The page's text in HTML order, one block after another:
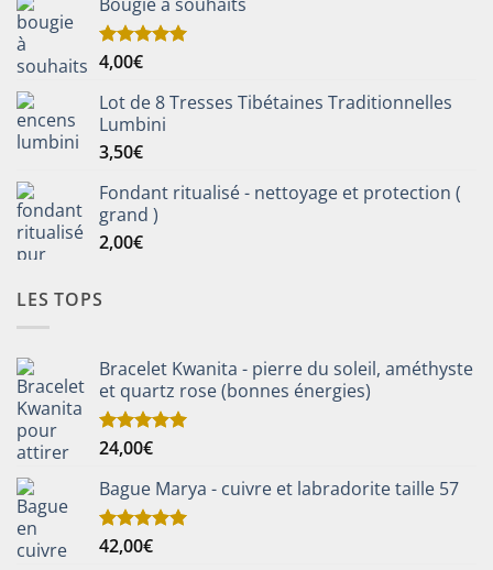
Bougie à souhaits
Note5.00
4,00€
Lot de 8 Tresses Tibétaines Traditionnelles
Lumbini
3,50€
Fondant ritualisé - nettoyage et protection (
grand )
2,00€
LES TOPS
Bracelet Kwanita - pierre du soleil, améthyste
et quartz rose (bonnes énergies)
Note5.00
24,00€
Bague Marya - cuivre et labradorite taille 57
Note5.00
42,00€